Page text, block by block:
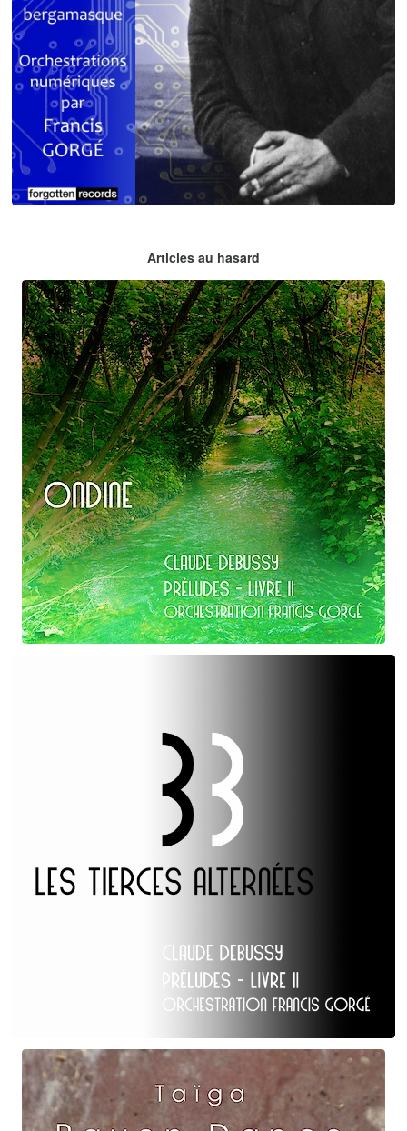
Articles au hasard
Claude Debussy
Les Tierces alternées